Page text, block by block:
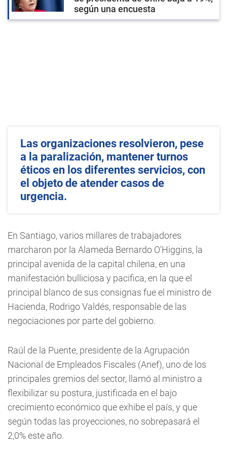
según una encuesta
Las organizaciones resolvieron, pese
a la paralización, mantener turnos
éticos en los diferentes servicios, con
el objeto de atender casos de
urgencia.
En Santiago, varios millares de trabajadores
marcharon por la Alameda Bernardo O'Higgins, la
principal avenida de la capital chilena, en una
manifestación bulliciosa y pacifica, en la que el
principal blanco de sus consignas fue el ministro de
Hacienda, Rodrigo Valdés, responsable de las
negociaciones por parte del gobierno.
Raúl de la Puente, presidente de la Agrupación
Nacional de Empleados Fiscales (Anef), uno de los
principales gremios del sector, llamó al ministro a
flexibilizar su postura, justificada en el bajo
crecimiento económico que exhibe el país, y que
según todas las proyecciones, no sobrepasará el
2,0% este año.